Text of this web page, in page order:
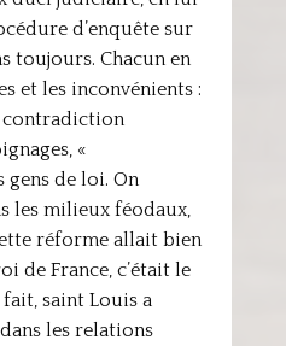
d’enquête sur
toujours. Chacun en
et les inconvénients :
contradiction
«
gens de loi. On
les milieux féodaux,
réforme allait bien
de France, c’était le
saint Louis a
les relations